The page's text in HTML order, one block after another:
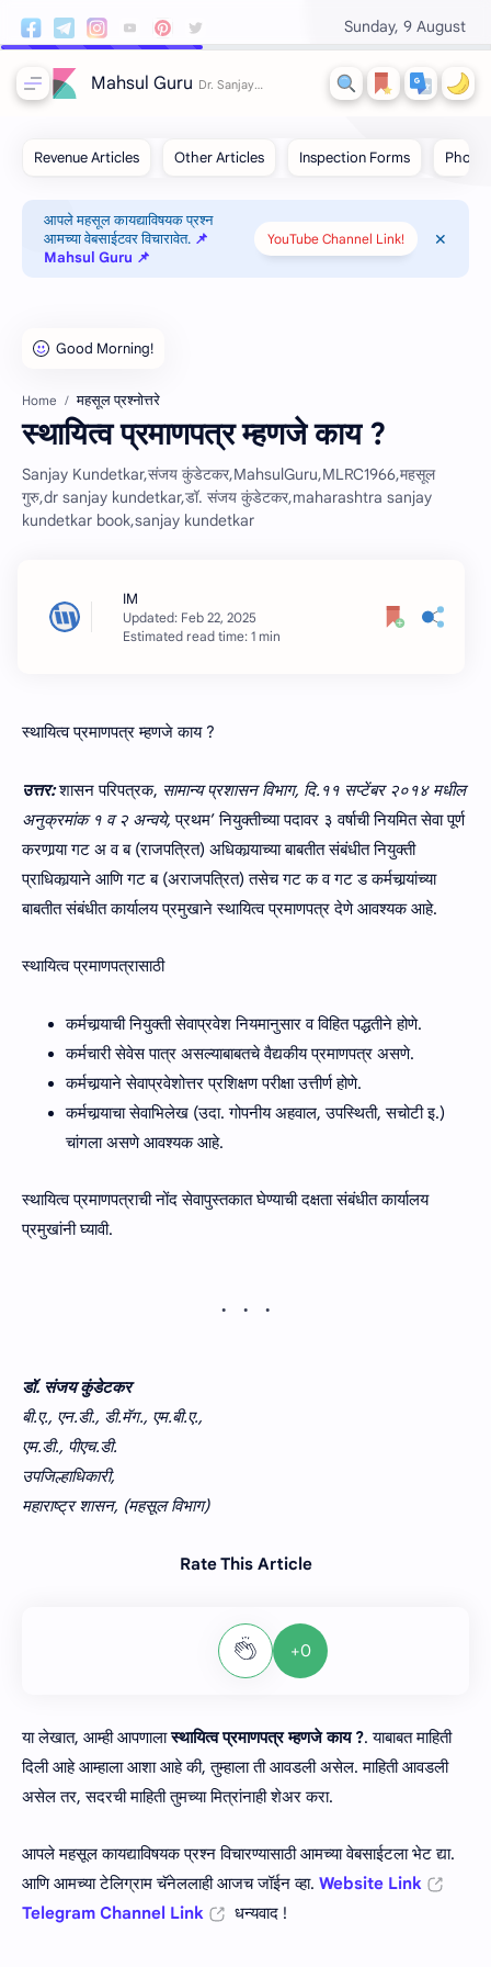
Sunday, 9 August
Mahsul Guru
आपले महसूल कायद्याविषयक प्रश्न
आमच्या वेबसाईटवर विचारावेत. 📌
Mahsul Guru 📌
YouTube Channel Link!
Home महसूल प्रश्‍नोत्तरे
स्थायित्व प्रमाणपत्र म्हणजे काय ?
Sanjay Kundetkar,संजय कुंडेटकर,MahsulGuru,MLRC1966,महसूल
गुरु,dr sanjay kundetkar,डॉ. संजय कुंडेटकर,maharashtra sanjay
kundetkar book,sanjay kundetkar
Estimated read time: 1 min
स्थायित्व प्रमाणपत्र म्हणजे काय ?
उत्तर:शासन परिपत्रक, सामान्‍य प्रशासन विभाग, दि.११ सप्टेंबर २०१४ मधील
अनुक्रमांक १ व २ अन्वये, प्रथम’ नियुक्‍तीच्‍या पदावर ३ वर्षाची नियमित सेवा पूर्ण
करणार्‍या गट अ व ब (राजपत्रित) अधिकार्‍याच्‍या बाबतीत संबंधीत नियुक्‍ती
प्राधिकार्‍याने आणि गट ब (अराजपत्रित) तसेच गट क व गट ड कर्मचार्‍यांच्‍या
बाबतीत संबंधीत कार्यालय प्रमुखाने स्थायित्व प्रमाणपत्र देणे आवश्यक आहे.
स्थायित्व प्रमाणपत्रासाठी
कर्मचार्‍याची नियुक्ती सेवाप्रवेश नियमानुसार व विहित पद्धतीने होणे.
कर्मचारी सेवेस पात्र असल्याबाबतचे वैद्यकीय प्रमाणपत्र असणे.
कर्मचार्‍याने सेवाप्रवेशोत्तर प्रशिक्षण परीक्षा उत्तीर्ण होणे.
कर्मचार्‍याचा सेवाभिलेख (उदा. गोपनीय अहवाल, उपस्थिती, सचोटी इ.)
चांगला असणे आवश्‍यक आहे.
स्थायित्व प्रमाणपत्राची नोंद सेवापुस्तकात घेण्‍याची दक्षता संबंधीत कार्यालय
प्रमुखांनी घ्‍यावी.
डॉ. संजय कुंडेटकर
बी.ए., एन.डी., डी.मॅग., एम.बी.ए.,
एम.डी., पीएच.डी.
उपजिल्हाधिकारी,
महाराष्ट्र शासन, (महसूल विभाग)
Rate This Article
+0
या लेखात, आम्ही आपणालास्थायित्व प्रमाणपत्र म्हणजे काय ?. याबाबत माहिती
दिली आहे आम्हाला आशा आहे की, तुम्हाला ती आवडली असेल. माहिती आवडली
असेल तर, सदरची माहिती तुमच्या मित्रांनाही शेअर करा.
आपले महसूल कायद्याविषयक प्रश्न विचारण्यासाठी आमच्या वेबसाईटला भेट द्या.
आणि आमच्या टेलिग्राम चॅनेललाही आजच जॉईन व्हा. Website Link
Telegram Channel Link
धन्यवाद !